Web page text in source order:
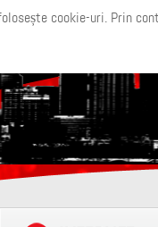
cookie-uri. Prin